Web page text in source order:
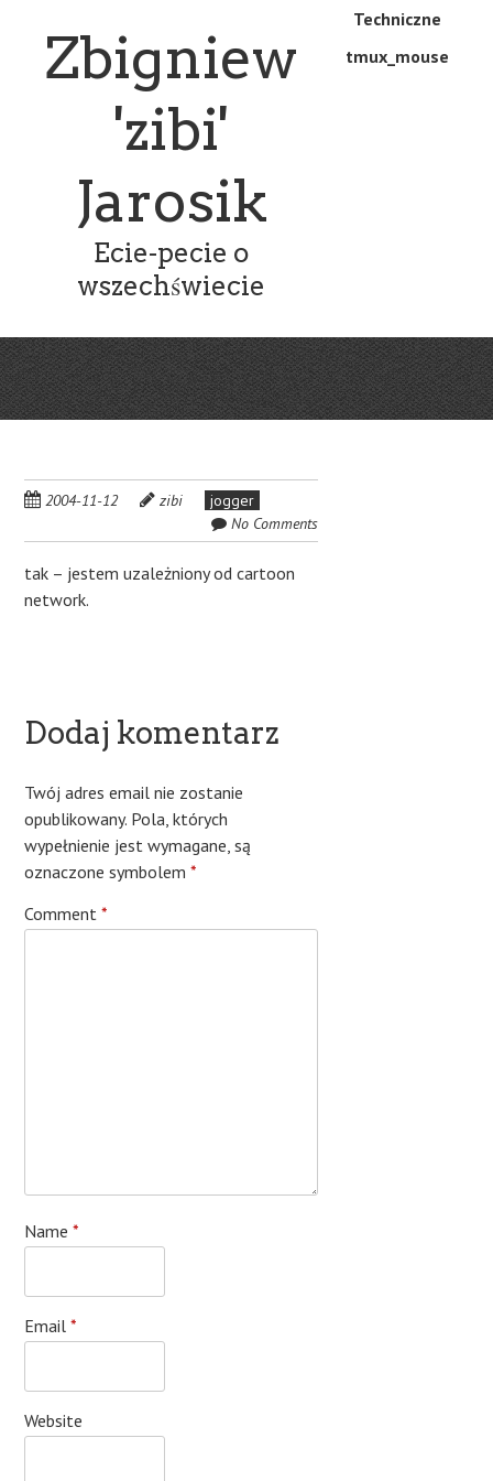
Zbigniew
'zibi'
Jarosik
Ecie-pecie o
wszechświecie
Menu
content
Techniczne
tmux_mouse
2004-11-12 zibi
jogger
No Comments
tak – jestem uzależniony od cartoon
network.
Dodaj komentarz
Twój adres email nie zostanie
opublikowany. Pola, których
wypełnienie jest wymagane, są
oznaczone symbolem*
Comment*
Name*
Email*
Website